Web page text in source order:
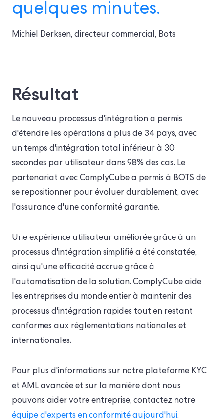
quelques minutes.
Michiel Derksen, directeur commercial, Bots
Résultat
Le nouveau processus d'intégration a permis
d'étendre les opérations à plus de 34 pays, avec
un temps d'intégration total inférieur à 30
secondes par utilisateur dans 98% des cas. Le
partenariat avec ComplyCube a permis à BOTS de
se repositionner pour évoluer durablement, avec
l'assurance d'une conformité garantie.
Une expérience utilisateur améliorée grâce à un
processus d'intégration simplifié a été constatée,
ainsi qu'une efficacité accrue grâce à
l'automatisation de la solution. ComplyCube aide
les entreprises du monde entier à maintenir des
processus d'intégration rapides tout en restant
conformes aux réglementations nationales et
internationales.
Pour plus d'informations sur notre plateforme KYC
et AML avancée et sur la manière dont nous
pouvons aider votre entreprise, contactez notre
équipe d'experts en conformité aujourd'hui.